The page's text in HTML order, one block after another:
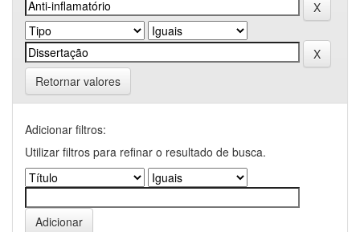
Retornar valores
Adicionar filtros:
Utilizar filtros para refinar o resultado de busca.